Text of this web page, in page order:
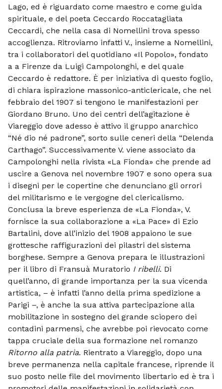
Lago, ed è riguardato come maestro e come guida
spirituale, e del poeta Ceccardo Roccatagliata
Ceccardi, che nella casa di Nomellini trova spesso
accoglienza. Ritroviamo infatti V., insieme a Nomellini,
tra i collaboratori del quotidiano «Il Popolo», fondato
a a Firenze da Luigi Campolonghi, e del quale
Ceccardo è redattore. È per iniziativa di questo foglio,
di chiara ispirazione massonico-anticlericale, che nel
febbraio del 1907 si tengono le manifestazioni per
Giordano Bruno. Uno dei centri dell’agitazione è
Viareggio dove adesso è attivo il gruppo anarchico
“Né dio né padrone”, sorto sulle ceneri della “Delenda
Carthago”. Successivamente V. viene associato da
Campolonghi nella rivista «La Fionda» che prende ad
uscire a Genova nel novembre 1907 e sono opera sua
i disegni per le copertine che denunciano gli orrori
del militarismo e le vergogne del clericalismo.
Conclusa la breve esperienza de «La Fionda», V.
fornisce la sua collaborazione a «La Pace» di Ezio
Bartalini, dove all’inizio del 1908 appaiono le sue
grottesche raffigurazioni dei pilastri del sistema
borghese. Sempre a Genova prepara le illustrazioni
per il libro di Fransuà Muratorio I ribelli. Di
quell’anno, di grande importanza per la sua vicenda
artistica, – è infatti l’anno della prima spedizione a
Parigi –, è anche la sua attiva partecipazione alla
mobilitazione in sostegno del grande sciopero dei
contadini parmensi, che avrebbe poi rievocato come
tappa cruciale della sua formazione nel romanzo
Ritorno alla patria. Rientrato a Viareggio, dopo una
breve permanenza nella capitale francese, riprende il
suo posto nelle file del movimento libertario ed è tra i